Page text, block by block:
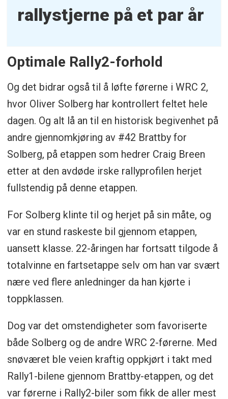
rallystjerne på et par år
Optimale Rally2-forhold
Og det bidrar også til å løfte førerne i WRC 2,
hvor Oliver Solberg har kontrollert feltet hele
dagen. Og alt lå an til en historisk begivenhet på
andre gjennomkjøring av #42 Brattby for
Solberg, på etappen som hedrer Craig Breen
etter at den avdøde irske rallyprofilen herjet
fullstendig på denne etappen.
For Solberg klinte til og herjet på sin måte, og
var en stund raskeste bil gjennom etappen,
uansett klasse. 22-åringen har fortsatt tilgode å
totalvinne en fartsetappe selv om han var svært
nære ved flere anledninger da han kjørte i
toppklassen.
Dog var det omstendigheter som favoriserte
både Solberg og de andre WRC 2-førerne. Med
snøværet ble veien kraftig oppkjørt i takt med
Rally1-bilene gjennom Brattby-etappen, og det
var førerne i Rally2-biler som fikk de aller mest